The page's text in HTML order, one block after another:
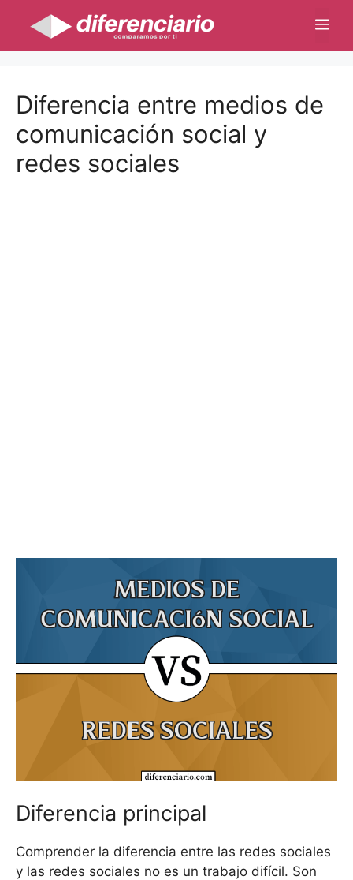
contenido
Diferencia entre medios de
comunicación social y
redes sociales
Diferencia principal
Comprender la diferencia entre las redes sociales
y las redes sociales no es un trabajo difícil. Son